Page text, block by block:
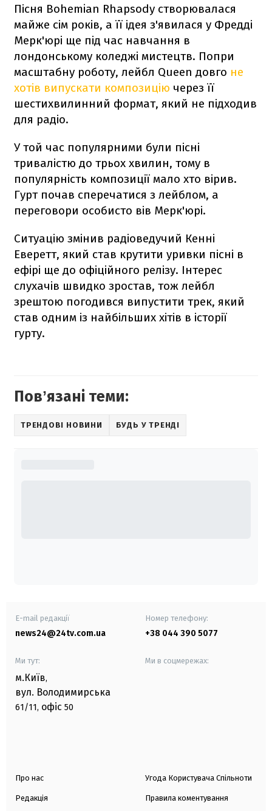
Пісня Bohemian Rhapsody створювалася
майже сім років, а її ідея з'явилася у Фредді
Мерк'юрі ще під час навчання в
лондонському коледжі мистецтв. Попри
масштабну роботу, лейбл Queen довго не
хотів випускати композицію через її
шестихвилинний формат, який не підходив
для радіо.
У той час популярними були пісні
тривалістю до трьох хвилин, тому в
популярність композиції мало хто вірив.
Гурт почав сперечатися з лейблом, а
переговори особисто вів Мерк'юрі.
Ситуацію змінив радіоведучий Кенні
Еверетт, який став крутити уривки пісні в
ефірі ще до офіційного релізу. Інтерес
слухачів швидко зростав, тож лейбл
зрештою погодився випустити трек, який
став одним із найбільших хітів в історії
гурту.
Повʼязані теми:
ТРЕНДОВІ НОВИНИ БУДЬ У ТРЕНДІ
E-mail редакції
news24@24tv.com.ua
Номер телефону:
+38 044 390 5077
Ми тут:
м.Київ,
вул. Володимирська
61/11, офіс 50
Ми в соцмережах:
Про нас
Редакція
Угода Користувача Спільноти
Правила коментування